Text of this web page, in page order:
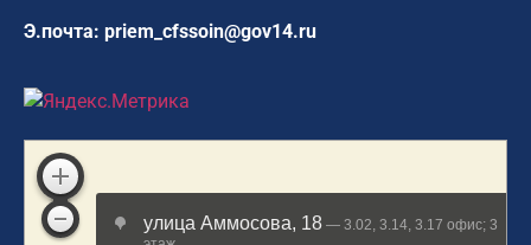
Э.почта: priem_cfssoin@gov14.ru